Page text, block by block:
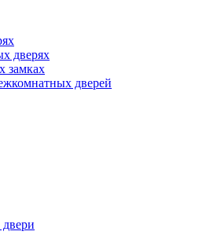
дверях
замках
дверей